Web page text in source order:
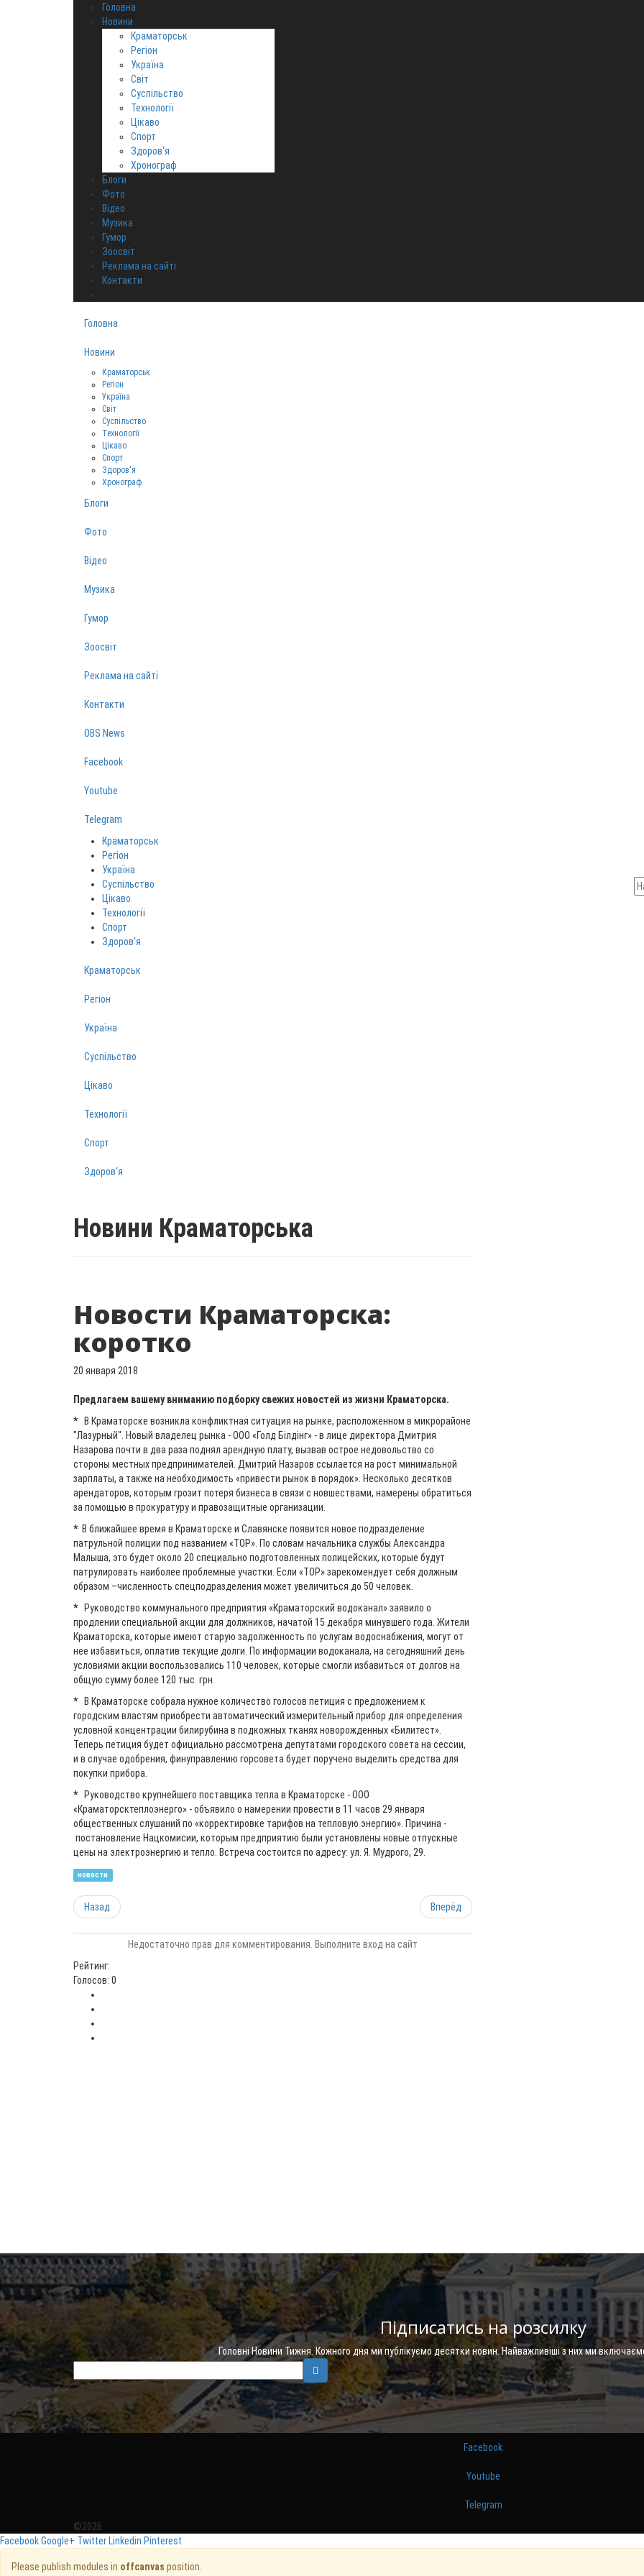
Головна
Новини
Краматорськ
Регіон
Україна
Світ
Суспільство
Технології
Цікаво
Спорт
Здоров‘я
Хронограф
Блоги
Фото
Відео
Музика
Гумор
Зоосвіт
Реклама на сайті
Контакти
Головна
Новини
Краматорськ
Регіон
Україна
Світ
Суспільство
Технології
Цікаво
Спорт
Здоров‘я
Хронограф
Блоги
Фото
Відео
Музика
Гумор
Зоосвіт
Реклама на сайті
Контакти
OBS News
Facebook
Youtube
Telegram
Краматорськ
Регіон
Україна
Суспільство
Цікаво
Технології
Спорт
Здоров‘я
Краматорськ
Регіон
Україна
Суспільство
Цікаво
Технології
Спорт
Здоров‘я
Новини Краматорська
Новости Краматорска:
коротко
20 января 2018
Предлагаем вашему вниманию подборку свежих новостей из жизни Краматорска.
*
В Краматорске возникла конфликтная ситуация на рынке, расположенном в микрорайоне
"Лазурный". Новый владелец рынка - ООО «Голд Білдінг» - в лице директора Дмитрия
Назарова почти в два раза поднял арендную плату, вызвав острое недовольство со
стороны местных предпринимателей. Дмитрий Назаров ссылается на рост минимальной
зарплаты, а также на необходимость «привести рынок в порядок». Несколько десятков
арендаторов, которым грозит потеря бизнеса в связи с новшествами, намерены обратиться
за помощью в прокуратуру и правозащитные организации.
*В ближайшее время в Краматорске и Славянске появится новое подразделение
патрульной полиции под названием «ТОР». По словам начальника службы Александра
Малыша, это будет около 20 специально подготовленных полицейских, которые будут
патрулировать наиболее проблемные участки. Если «ТОР» зарекомендует себя должным
образом –численность спецподразделения может увеличиться до 50 человек.
*Руководство коммунального предприятия «Краматорский водоканал» заявило о
продлении специальной акции для должников, начатой 15 декабря минувшего года. Жители
Краматорска, которые имеют старую задолженность по услугам водоснабжения, могут от
нее избавиться, оплатив текущие долги. По информации водоканала, на сегодняшний день
условиями акции воспользовались 110 человек, которые смогли избавиться от долгов на
общую сумму более 120 тыс. грн.
*В Краматорске собрала нужное количество голосов петиция с предложением к
городским властям приобрести автоматический измерительный прибор для определения
условной концентрации билирубина в подкожных тканях новорожденных «Билитест».
Теперь петиция будет официально рассмотрена депутатами городского совета на сессии,
и в случае одобрения, финуправлению горсовета будет поручено выделить средства для
покупки прибора.
*
Руководство крупнейшего поставщика тепла в Краматорске - ООО
«Краматорсктеплоэнерго» - объявило о намерении провести в 11 часов 29 января
общественных слушаний по «корректировке тарифов на тепловую энергию». Причина -
постановление Нацкомисии, которым предприятию были установлены новые отпускные
цены на электроэнергию и тепло. Встреча состоится по адресу: ул. Я. Мудрого, 29.
новости
Назад Вперёд
Недостаточно прав для комментирования. Выполните вход на сайт
Рейтинг:
Голосов: 0
Підписатись на розсилку
Головні Новини Тижня. Кожного дня ми публікуємо десятки новин. Найважливіші з них ми
Facebook
Youtube
Telegram
©2026
FacebookGoogle+ Twitter Linkedin Pinterest
Please publish modules in offcanvas position.